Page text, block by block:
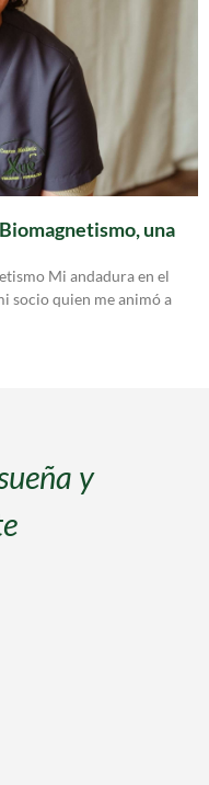
una
Mi andadura en el
socio quien me animó a
y